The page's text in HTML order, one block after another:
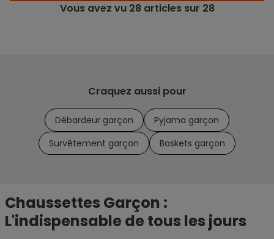
Vous avez vu 28articles sur 28
Craquez aussi pour
Débardeur garçon
Pyjama garçon
Survêtement garçon
Baskets garçon
Chaussettes Garçon :
L'indispensable de tous les jours